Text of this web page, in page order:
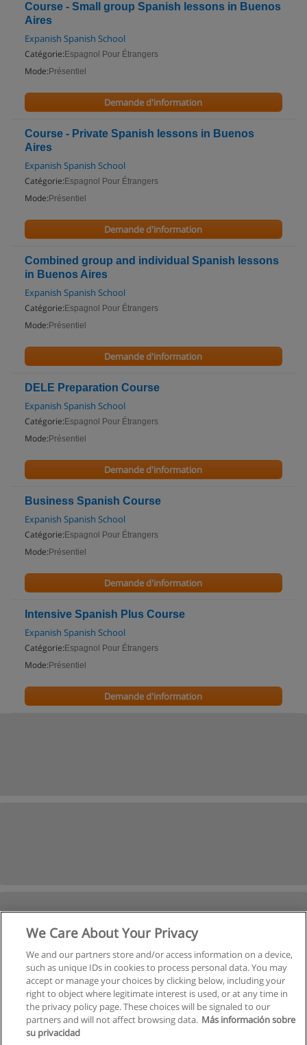
Course - Small group Spanish lessons in Buenos
Aires
Expanish Spanish School
Catégorie: Espagnol Pour Étrangers
Mode: Présentiel
Demande d'information
Course - Private Spanish lessons in Buenos
Aires
Expanish Spanish School
Catégorie: Espagnol Pour Étrangers
Mode: Présentiel
Demande d'information
Combined group and individual Spanish lessons
in Buenos Aires
Expanish Spanish School
Catégorie: Espagnol Pour Étrangers
Mode: Présentiel
Demande d'information
DELE Preparation Course
Expanish Spanish School
Catégorie: Espagnol Pour Étrangers
Mode: Présentiel
Demande d'information
Business Spanish Course
Expanish Spanish School
Catégorie: Espagnol Pour Étrangers
Mode: Présentiel
Demande d'information
Intensive Spanish Plus Course
Expanish Spanish School
Catégorie: Espagnol Pour Étrangers
Mode: Présentiel
Demande d'information
Suivant
de2
We Care About Your Privacy
We and our partners store and/or access information on a device,
such as unique IDs in cookies to process personal data. You may
accept or manage your choices by clicking below, including your
right to object where legitimate interest is used, or at any time in
the privacy policy page. These choices will be signaled to our
partners and will not affect browsing data. Más información sobre
su privacidad